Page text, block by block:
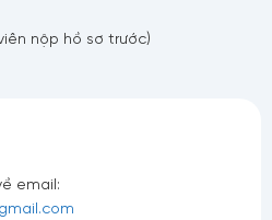
nộp hồ sơ trước)
email: